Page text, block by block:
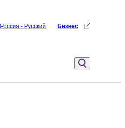
Россия - Русский Бизнес